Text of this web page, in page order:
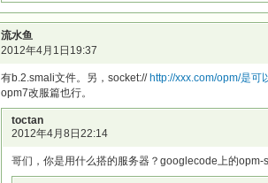
流水鱼
2012年4月1日19:37
有b.2.smali文件。另，socket:// http://xxx.com/opm/是可
opm7改服篇也行。
toctan
2012年4月8日22:14
哥们，你是用什么搭的服务器？googlecode上的opm-